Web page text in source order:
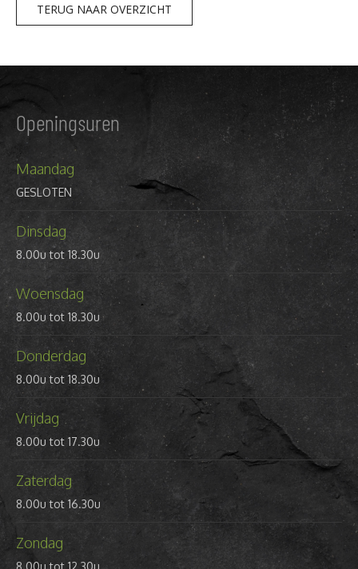
TERUG NAAR OVERZICHT
Openingsuren
Maandag
GESLOTEN
Dinsdag
8.00u tot 18.30u
Woensdag
8.00u tot 18.30u
Donderdag
8.00u tot 18.30u
Vrijdag
8.00u tot 17.30u
Zaterdag
8.00u tot 16.30u
Zondag
8.00u tot 12.30u